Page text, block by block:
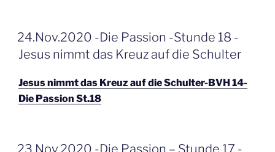
GEPLAATST
OP
24.Nov.2020 -Die Passion -Stunde 18 -
Jesus nimmt das Kreuz auf die Schulter
Jesus nimmt das Kreuz auf die Schulter-BVH 14-
Die Passion St.18
GEPLAATST
23.Nov.2020 -Die Passion – Stunde 17 -